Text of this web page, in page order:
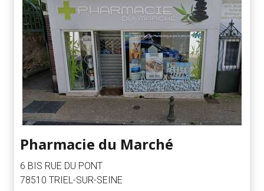
Pharmacie du Marché
6 BIS RUE DU PONT
78510 TRIEL-SUR-SEINE